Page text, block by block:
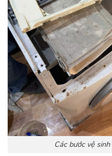
Các bước vệ